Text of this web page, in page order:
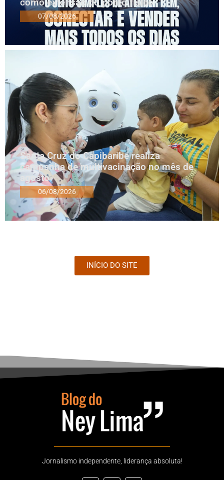
07/08/2026
Santa Cruz do Capibaribe realiza
campanha de multivacinação no mês de
agosto
06/08/2026
INÍCIO DO SITE
Jornalismo independente, liderança absoluta!